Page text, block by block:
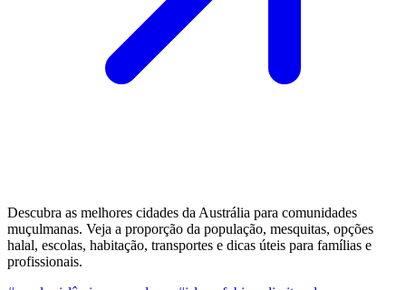
Descubra as melhores cidades da Austrália para comunidades
muçulmanas. Veja a proporção da população, mesquitas, opções
halal, escolas, habitação, transportes e dicas úteis para famílias e
profissionais.